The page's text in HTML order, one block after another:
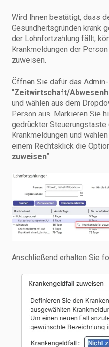
Wird Ihnen bestätigt, dass
Gesundheitsgründen krank
der Lohnfortzahlung fällt,
Krankmeldungen der
zuweisen.
Öffnen Sie dafür das
"Zeitwirtschaft/
und wählen aus dem
Person aus. Markieren Sie
gedrückter Steuerungstaste
Krankmeldungen und
einem Rechtsklick die
zuweisen”.
Anschließend erhalten Sie